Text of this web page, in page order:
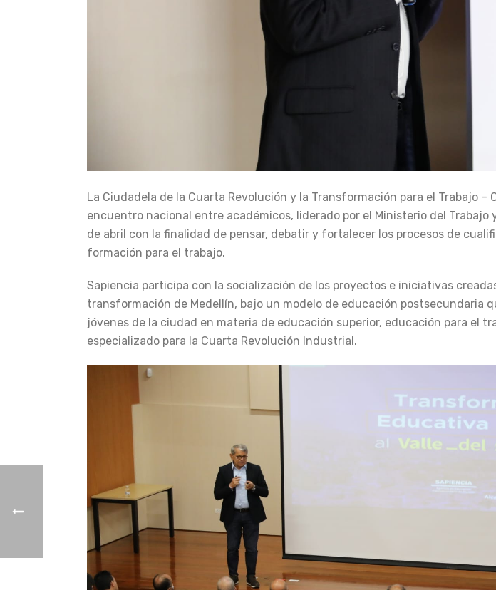
La Ciudadela de la Cuarta Revolución y la Transformación para el Trabajo –
encuentro nacional entre académicos, liderado por el Ministerio del Trabajo
de abril con la finalidad de pensar, debatir y fortalecer los procesos de
formación para el trabajo.
Sapiencia participa con la socialización de los proyectos e iniciativas
transformación de Medellín, bajo un modelo de educación postsecundaria
jóvenes de la ciudad en materia de educación superior, educación para el
especializado para la Cuarta Revolución Industrial.